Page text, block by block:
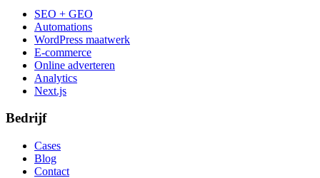
SEO + GEO
Automations
WordPress maatwerk
E-commerce
Online adverteren
Analytics
Next.js
Bedrijf
Cases
Blog
Contact